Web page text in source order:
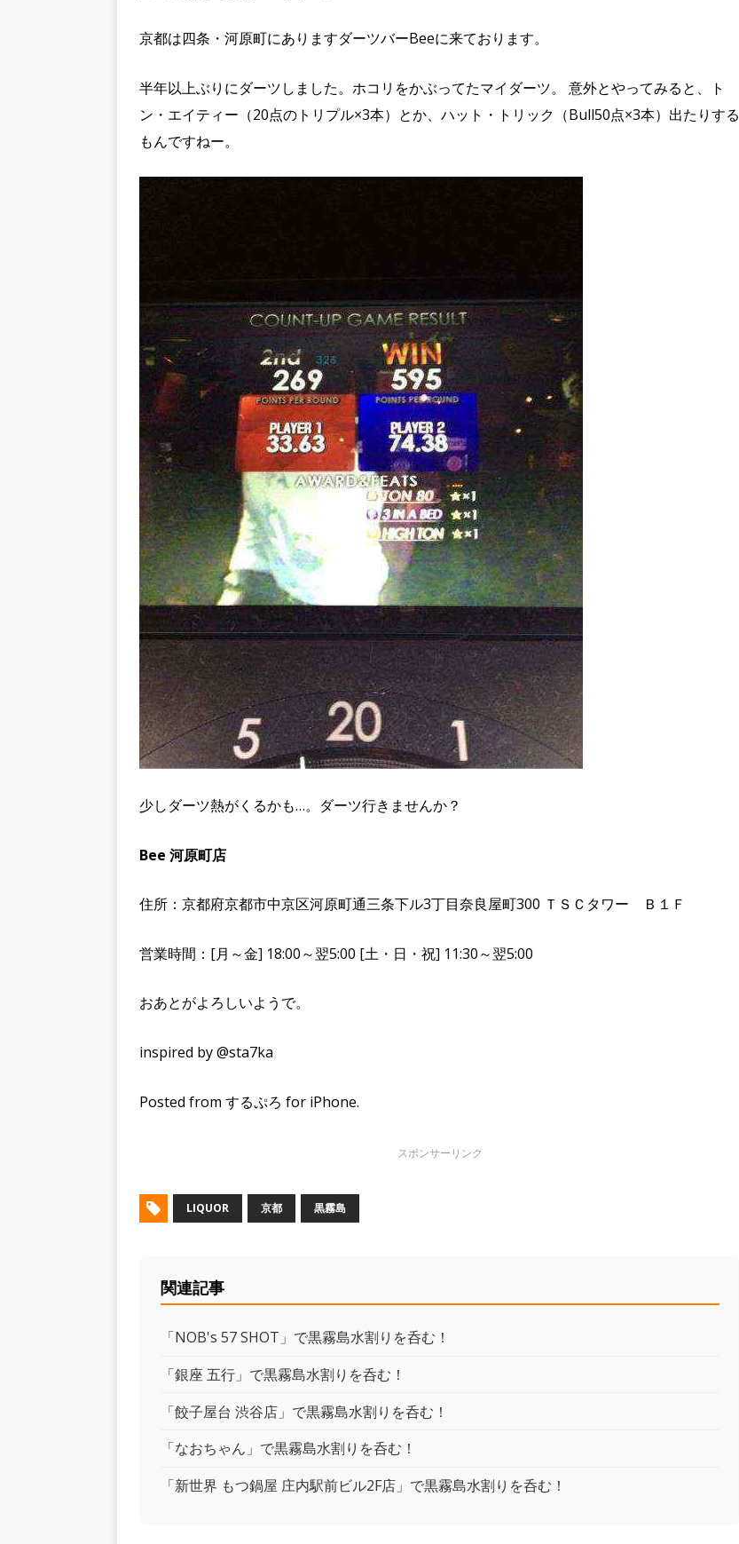
京都は四条・河原町にありますダーツバーBeeに来ております。
半年以上ぶりにダーツしました。ホコリをかぶってたマイダーツ。 意外とやってみると、ト
ン・エイティー（20点のトリプル×3本）とか、ハット・トリック（Bull50点×3本）出たりする
もんですねー。
少しダーツ熱がくるかも…。ダーツ行きませんか？
Bee 河原町店
住所：京都府京都市中京区河原町通三条下ル3丁目奈良屋町300 ＴＳＣタワー Ｂ１Ｆ
営業時間：[月～金] 18:00～翌5:00 [土・日・祝] 11:30～翌5:00
おあとがよろしいようで。
inspired by @sta7ka
Posted from するぷろ for iPhone.
LIQUOR 京都 黒霧島
関連記事
「NOB's 57 SHOT」で黒霧島水割りを呑む！
「銀座 五行」で黒霧島水割りを呑む！
「餃子屋台 渋谷店」で黒霧島水割りを呑む！
「なおちゃん」で黒霧島水割りを呑む！
「新世界 もつ鍋屋 庄内駅前ビル2F店」で黒霧島水割りを呑む！